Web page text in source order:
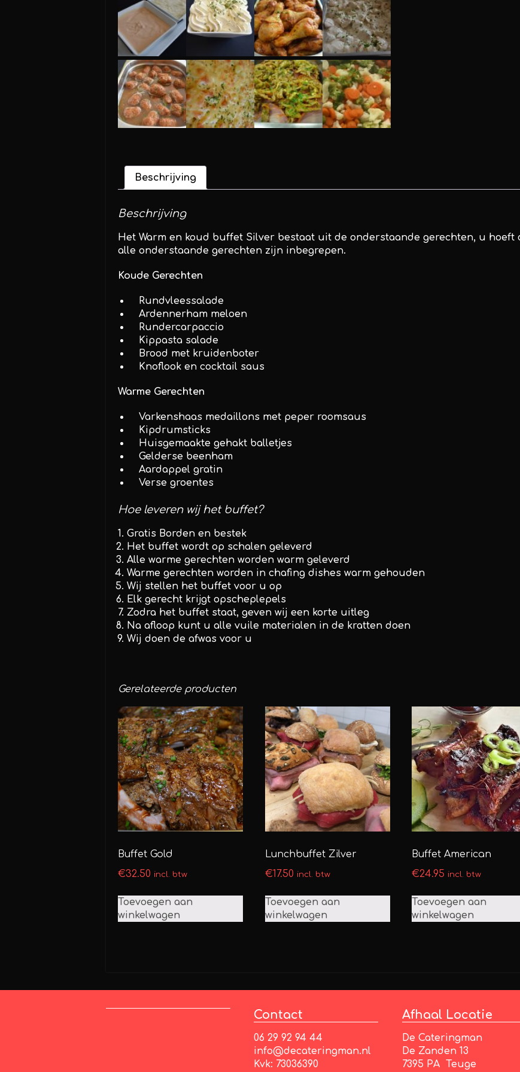
Beschrijving
Beschrijving
Het Warm en koud buffet Silver bestaat uit de onderstaande gerechten, u hoeft
alle onderstaande gerechten zijn inbegrepen.
Koude Gerechten
Rundvleessalade
Ardennerham meloen
Rundercarpaccio
Kippasta salade
Brood met kruidenboter
Knoflook en cocktail saus
Warme Gerechten
Varkenshaas medaillons met peper roomsaus
Kipdrumsticks
Huisgemaakte gehakt balletjes
Gelderse beenham
Aardappel gratin
Verse groentes
Hoe leveren wij het buffet?
Gratis Borden en bestek
Het buffet wordt op schalen geleverd
Alle warme gerechten worden warm geleverd
Warme gerechten worden in chafing dishes warm gehouden
Wij stellen het buffet voor u op
Elk gerecht krijgt opscheplepels
Zodra het buffet staat, geven wij een korte uitleg
Na afloop kunt u alle vuile materialen in de kratten doen
Wij doen de afwas voor u
Gerelateerde producten
Buffet Gold
€32.50 incl. btw
Toevoegen aan
winkelwagen
Lunchbuffet Zilver
€17.50 incl. btw
Toevoegen aan
winkelwagen
Buffet American
€24.95 incl. btw
Toevoegen aan
winkelwagen
Contact
06 29 92 94 44
info@decateringman.nl
Kvk: 73036390
Afhaal Locatie
De Cateringman
De Zanden 13
7395 PA Teuge